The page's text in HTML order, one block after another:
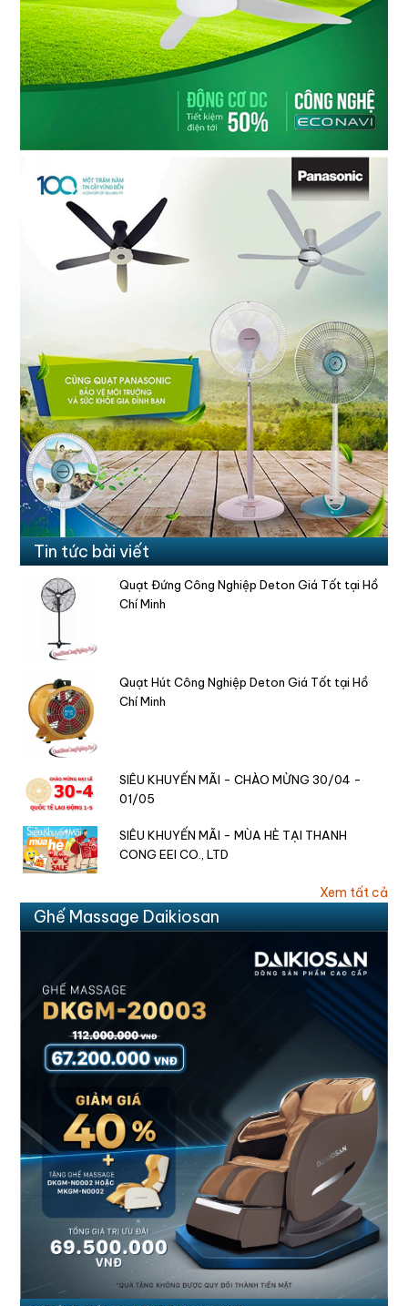
Tin tức bài viết
Quạt Đứng Công Nghiệp Deton Giá Tốt tại Hồ
Chí Minh
Quạt Hút Công Nghiệp Deton Giá Tốt tại Hồ
Chí Minh
SIÊU KHUYẾN MÃI - CHÀO MỪNG 30/04 -
01/05
SIÊU KHUYẾN MÃI - MÙA HÈ TẠI THANH
CONG EEI CO., LTD
Xem tất cả
Ghế Massage Daikiosan